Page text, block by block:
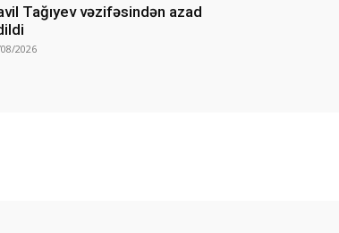
Tağıyev vəzifəsindən azad
2026